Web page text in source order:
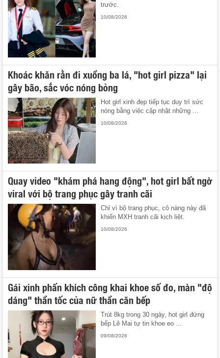
trước.
10/08/2026
Khoác khăn rằn đi xuồng ba lá, "hot girl pizza" lại
gây bão, sắc vóc nóng bỏng
Hot girl xinh đẹp tiếp tục duy trì sức
nóng bằng việc cập nhật những ...
10/08/2026
Quay video "khám phá hang động", hot girl bất ngờ
viral với bộ trang phục gây tranh cãi
Chỉ vì bộ trang phục, cô nàng này đã
khiến MXH tranh cãi kịch liệt.
10/08/2026
Gái xinh phấn khích công khai khoe số đo, màn "độ
dáng" thần tốc của nữ thần căn bếp
Trút 8kg trong 30 ngày, hot girl đứng
bếp Lê Mai tự tin khoe eo ...
09/08/2026